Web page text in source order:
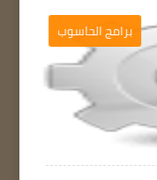
برامج الحاسوب